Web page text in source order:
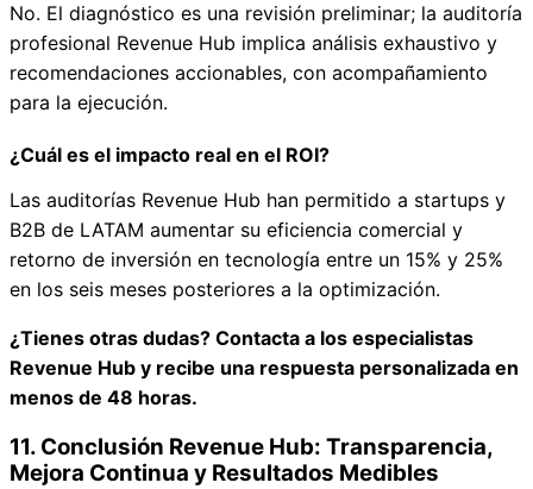
No. El diagnóstico es una revisión preliminar; la auditoría
profesional Revenue Hub implica análisis exhaustivo y
recomendaciones accionables, con acompañamiento
para la ejecución.
¿Cuál es el impacto real en el ROI?
Las auditorías Revenue Hub han permitido a startups y
B2B de LATAM aumentar su eficiencia comercial y
retorno de inversión en tecnología entre un 15% y 25%
en los seis meses posteriores a la optimización.
¿Tienes otras dudas? Contacta a los especialistas
Revenue Hub y recibe una respuesta personalizada en
menos de 48 horas.
11. Conclusión Revenue Hub: Transparencia,
Mejora Continua y Resultados Medibles